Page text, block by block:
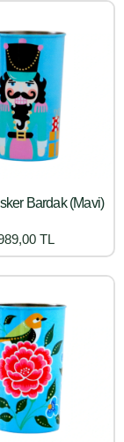
Bardak (Mavi)
TL